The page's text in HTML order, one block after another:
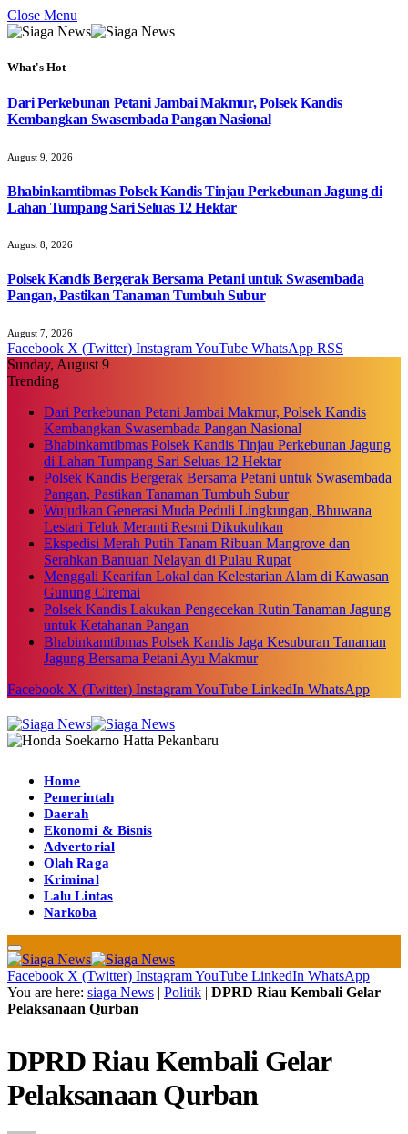
Close Menu
What's Hot
Dari Perkebunan Petani Jambai Makmur, Polsek Kandis
Kembangkan Swasembada Pangan Nasional
August 9, 2026
Bhabinkamtibmas Polsek Kandis Tinjau Perkebunan Jagung di
Lahan Tumpang Sari Seluas 12 Hektar
August 8, 2026
Polsek Kandis Bergerak Bersama Petani untuk Swasembada
Pangan, Pastikan Tanaman Tumbuh Subur
August 7, 2026
Facebook X (Twitter) InstagramYouTube WhatsApp RSS
Sunday, August 9
Trending
Dari Perkebunan Petani Jambai Makmur, Polsek Kandis
Kembangkan Swasembada Pangan Nasional
Bhabinkamtibmas Polsek Kandis Tinjau Perkebunan Jagung
di Lahan Tumpang Sari Seluas 12 Hektar
Polsek Kandis Bergerak Bersama Petani untuk Swasembada
Pangan, Pastikan Tanaman Tumbuh Subur
Wujudkan Generasi Muda Peduli Lingkungan, Bhuwana
Lestari Teluk Meranti Resmi Dikukuhkan
Ekspedisi Merah Putih Tanam Ribuan Mangrove dan
Serahkan Bantuan Nelayan di Pulau Rupat
Menggali Kearifan Lokal dan Kelestarian Alam di Kawasan
Gunung Ciremai
Polsek Kandis Lakukan Pengecekan Rutin Tanaman Jagung
untuk Ketahanan Pangan
Bhabinkamtibmas Polsek Kandis Jaga Kesuburan Tanaman
Jagung Bersama Petani Ayu Makmur
Facebook X (Twitter) InstagramYouTube LinkedIn WhatsApp
Home
Pemerintah
Daerah
Ekonomi & Bisnis
Advertorial
Olah Raga
Kriminal
Lalu Lintas
Narkoba
Facebook X (Twitter) InstagramYouTube LinkedIn WhatsApp
You are here: siaga News | Politik | DPRD Riau Kembali Gelar
Pelaksanaan Qurban
DPRD Riau Kembali Gelar
Pelaksanaan Qurban